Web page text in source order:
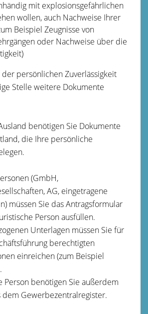
mit explosionsgefährlichen
wollen, auch Nachweise Ihrer
Beispiel Zeugnisse von
oder Nachweise über die
persönlichen Zuverlässigkeit
Stelle weitere Dokumente
benötigen Sie Dokumente
die Ihre persönliche
(GmbH,
AG, eingetragene
müssen Sie das Antragsformular
Person ausfüllen.
Unterlagen müssen Sie für
berechtigten
einreichen (zum Beispiel
Person benötigen Sie außerdem
dem Gewerbezentralregister.